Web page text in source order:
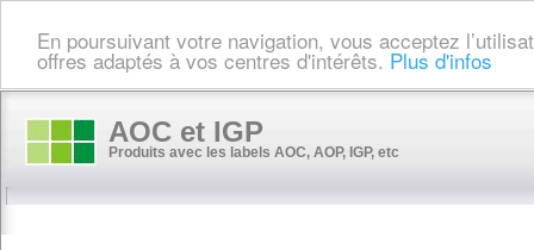
En poursuivant votre navigation, vous acceptez
offres adaptés à vos centres d'intérêts. Plus d'infos
AOC et IGP
Produits avec les labels AOC, AOP, IGP, etc